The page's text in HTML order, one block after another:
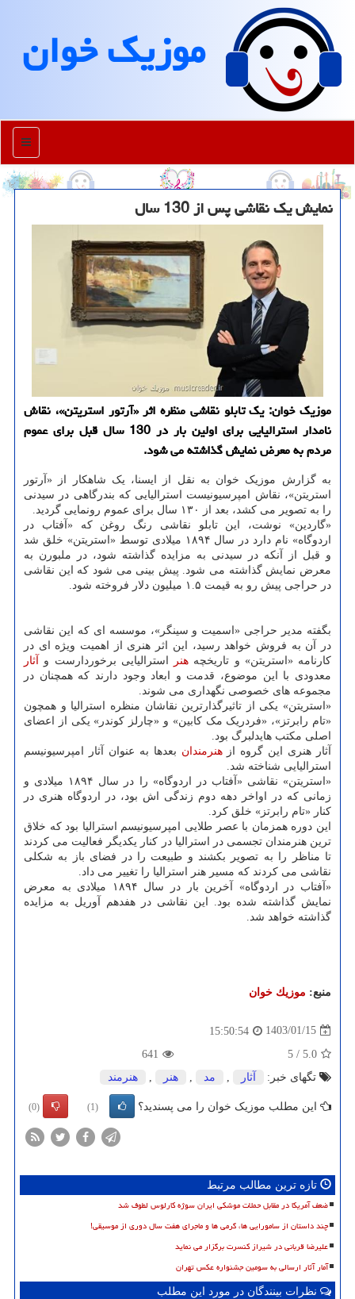
موزیك خوان
منو
نمایش یک نقاشی پس از 130 سال
موزیک خوان: یک تابلو نقاشی منظره اثر «آرتور استریتن»، نقاش
نامدار استرالیایی برای اولین بار در 130 سال قبل برای عموم
مردم به معرض نمایش گذاشته می شود.
به گزارش موزیک خوان به نقل از ایسنا، یک شاهکار از «آرتور
استریتن»، نقاش امپرسیونیست استرالیایی که بندرگاهی در سیدنی
را به تصویر می کشد، بعد از ۱۳۰ سال برای عموم رونمایی گردید.
«گاردین» نوشت، این تابلو نقاشی رنگ روغن که «آفتاب در
اردوگاه» نام دارد در سال ۱۸۹۴ میلادی توسط «استریتن» خلق شد
و قبل از آنکه در سیدنی به مزایده گذاشته شود، در ملبورن به
معرض نمایش گذاشته می شود. پیش بینی می شود که این نقاشی
در حراجی پیش رو به قیمت ۱.۵ میلیون دلار فروخته شود.
بگفته مدیر حراجی «اسمیت و سینگر»، موسسه ای که این نقاشی
در آن به فروش خواهد رسید، این اثر هنری از اهمیت ویژه ای در
کارنامه «استریتن» و تاریخچه هنر استرالیایی برخوردارست و
آثار
معدودی با این موضوع، قدمت و ابعاد وجود دارند که همچنان در
مجموعه های خصوصی نگهداری می شوند.
«استریتن» یکی از تاثیرگذارترین نقاشان منظره استرالیا و همچون
«تام رابرتز»، «فردریک مک کابین» و «چارلز کوندر» یکی از اعضای
اصلی مکتب هایدلبرگ بود.
آثار هنری این گروه ازهنرمندان بعدها به عنوان آثار امپرسیونیسم
استرالیایی شناخته شد.
«استریتن» نقاشی «آفتاب در اردوگاه» را در سال ۱۸۹۴ میلادی و
زمانی که در اواخر دهه دوم زندگی اش بود، در اردوگاه هنری در
کنار «تام رابرتز» خلق کرد.
این دوره همزمان با عصر طلایی امپرسیونیسم استرالیا بود که خلاق
ترین هنرمندان تجسمی در استرالیا در کنار یکدیگر فعالیت می کردند
تا مناظر را به تصویر بکشند و طبیعت را در فضای باز به شکلی
نقاشی می کردند که مسیر هنر استرالیا را تغییر می داد.
«آفتاب در اردوگاه» آخرین بار در سال ۱۸۹۴ میلادی به معرض
نمایش گذاشته شده بود. این نقاشی در هفدهم آوریل به مزایده
گذاشته خواهد شد.
منبع: موزیك خوان
1403/01/15
15:50:54
5.0
/
5
641
تگهای خبر:
آثار , مد , هنر , هنرمند
این مطلب موزیک خوان را می پسندید؟ (1)
(0)
تازه ترین مطالب مرتبط
ضعف آمریکا در مقابل حملات موشکی ایران سوژه کارلوس لطوف شد
چند داستان از سامورایی ها، گرمی ها و ماجرای هفت سال دوری از موسیقی!
علیرضا قربانی در شیراز کنسرت برگزار می نماید
آمار آثار ارسالی به سومین جشنواره عکس تهران
نظرات بینندگان در مورد این مطلب